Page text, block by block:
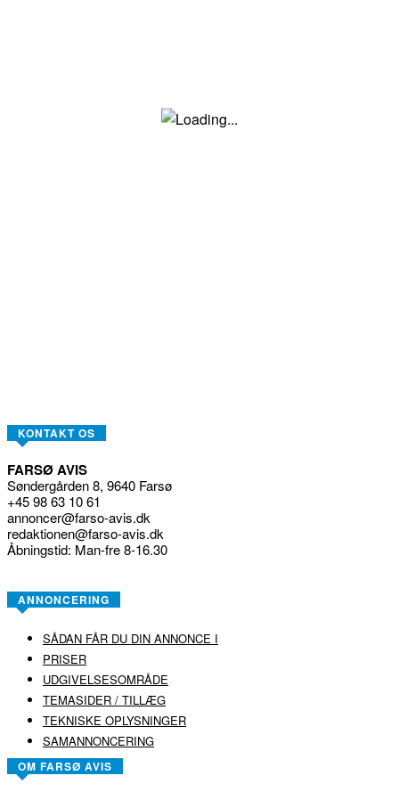
KONTAKT OS
FARSØ AVIS
Søndergården 8, 9640 Farsø
+45 98 63 10 61
annoncer@farso-avis.dk
redaktionen@farso-avis.dk
Åbningstid: Man-fre 8-16.30
ANNONCERING
SÅDAN FÅR DU DIN ANNONCE I
PRISER
UDGIVELSESOMRÅDE
TEMASIDER / TILLÆG
TEKNISKE OPLYSNINGER
SAMANNONCERING
OM FARSØ AVIS